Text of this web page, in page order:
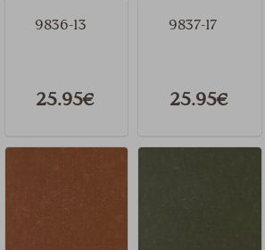
9836-13
25.95€
9837-17
25.95€